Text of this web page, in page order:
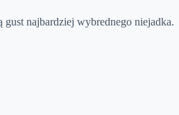
najbardziej wybrednego niejadka.